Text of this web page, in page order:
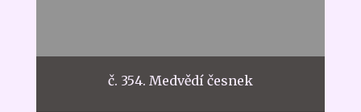
č. 354. Medvědí česnek